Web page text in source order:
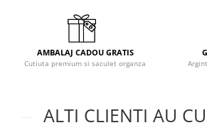
AMBALAJ CADOU GRATIS
Cutiuta premium si saculet organza
ALTI CLIENTI AU